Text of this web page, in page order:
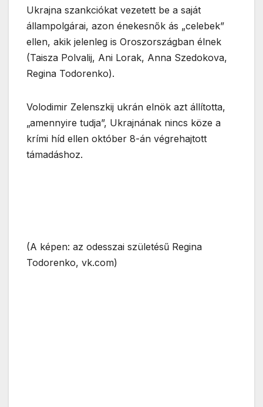
Ukrajna szankciókat vezetett be a saját
állampolgárai, azon énekesnők ás „celebek”
ellen, akik jelenleg is Oroszországban élnek
(Taisza Polvalij, Ani Lorak, Anna Szedokova,
Regina Todorenko).
Volodimir Zelenszkij ukrán elnök azt állította,
„amennyire tudja”, Ukrajnának nincs köze a
krími híd ellen október 8-án végrehajtott
támadáshoz.
(A képen: az odesszai születésű Regina
Todorenko, vk.com)